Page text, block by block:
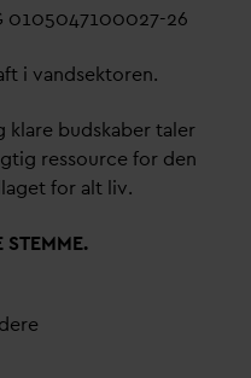
0105047100027-26
i vandsektoren.
klare budskaber taler
ressource for den
for alt liv.
STEMME.